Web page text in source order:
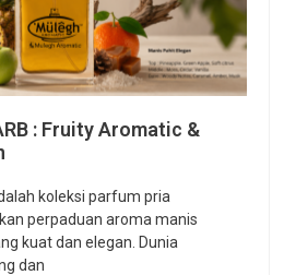
: Fruity Aromatic &
koleksi parfum pria
perpaduan aroma manis
kuat dan elegan. Dunia
dan